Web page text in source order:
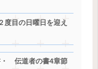
度目の日曜日を迎え
伝道者の書4章節